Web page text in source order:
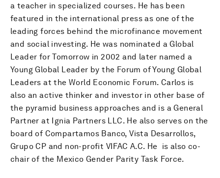
a teacher in specialized courses. He has been
featured in the international press as one of the
leading forces behind the microfinance movement
and social investing. He was nominated a Global
Leader for Tomorrow in 2002 and later named a
Young Global Leader by the Forum of Young Global
Leaders at the World Economic Forum. Carlos is
also an active thinker and investor in other base of
the pyramid business approaches and is a General
Partner at Ignia Partners LLC. He also serves on the
board of Compartamos Banco, Vista Desarrollos,
Grupo CP and non-profit VIFAC A.C. He is also co-
chair of the Mexico Gender Parity Task Force.